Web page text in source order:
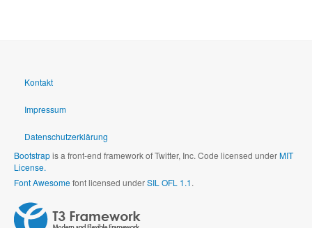
Kontakt
Impressum
Datenschutzerklärung
Bootstrapis a front-end framework of Twitter, Inc. Code licensed underMIT
License.
Font Awesomefont licensed underSIL OFL 1.1.